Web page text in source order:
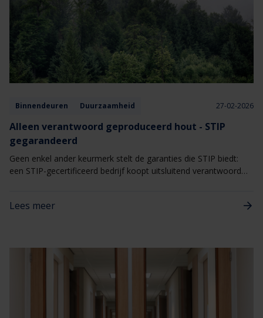
Binnendeuren Duurzaamheid 27-02-2026
Alleen verantwoord geproduceerd hout - STIP
gegarandeerd
Geen enkel ander keurmerk stelt de garanties die STIP biedt:
een STIP-gecertificeerd bedrijf koopt uitsluitend verantwoord
Lees meer